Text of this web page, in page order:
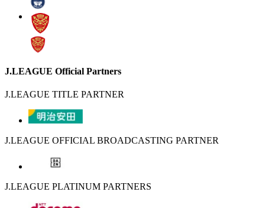
J.LEAGUE Official Partners
J.LEAGUE TITLE PARTNER
J.LEAGUE OFFICIAL BROADCASTING PARTNER
J.LEAGUE PLATINUM PARTNERS